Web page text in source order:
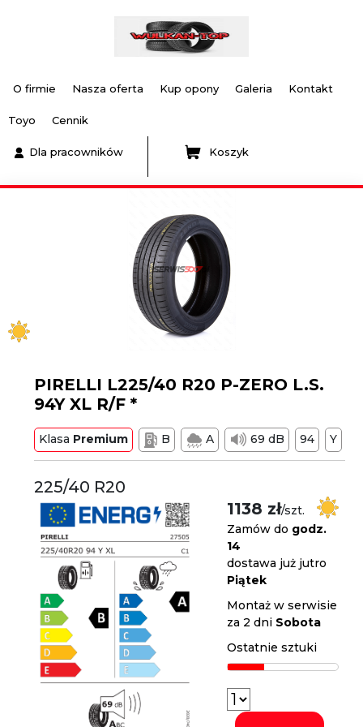
O firmie Nasza oferta Kup opony Galeria Kontakt
Toyo Cennik
Dla pracowników Koszyk
PIRELLI L225/40 R20 P-ZERO L.S.
94Y XL R/F *
Klasa Premium B A 69 dB 94 Y
225/40 R20
1138 zł/szt.
Zamów do godz.
14
dostawa już jutro
Piątek
Montaż w serwisie
za 2 dni Sobota
Ostatnie sztuki